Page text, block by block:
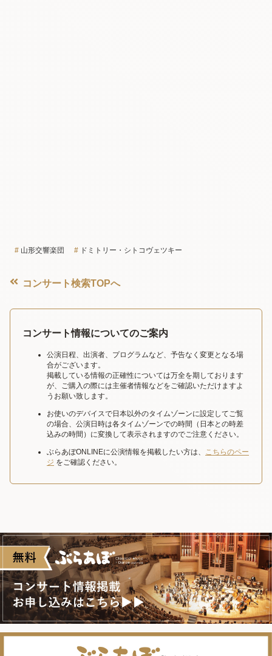
山形交響楽団 ドミトリー・シトコヴェツキー
コンサート検索TOPへ
コンサート情報についてのご案内
公演日程、出演者、プログラムなど、予告なく変更となる場
合がございます。
掲載している情報の正確性については万全を期しております
が、ご購入の際には主催者情報などをご確認いただけますよ
うお願い致します。
お使いのデバイスで日本以外のタイムゾーンに設定してご覧
の場合、公演日時は各タイムゾーンでの時間（日本との時差
込みの時間）に変換して表示されますのでご注意ください。
ぶらあぼONLINEに公演情報を掲載したい方は、 こちらのペー
ジ をご確認ください。